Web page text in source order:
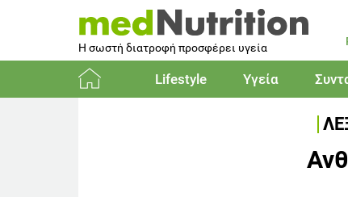
Η σωστή διατροφή προσφέρει υγεία
Lifestyle Υγεία